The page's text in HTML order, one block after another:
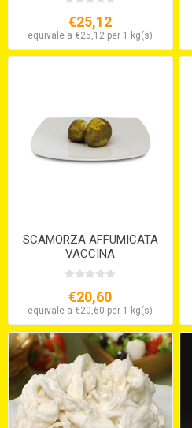
€25,12
equivale a €25,12 per 1 kg(s)
SCAMORZA AFFUMICATA
VACCINA
€20,60
equivale a €20,60 per 1 kg(s)